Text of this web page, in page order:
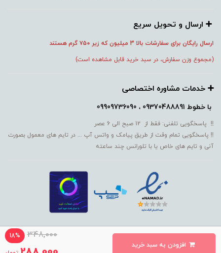
348,000
18%
➕️ ارسال و تحویل سریع
ارسال رایگان برای سفارشات بالا 3 میلیون که زیر ۷۵۰ گرم هستند
(مجموع وزن سفارش، در سبد خرید قابل مشاهده است)
➕️ خدمات مشاوره اختصاصی
با خطوط 09370488891 ، 09909736090
!! پاسخگویی تلفنی: فقط از 12 صبح الی 6 عصر
!! پاسخگویی تمام وقت از طریق پیامک و واتس آپ ... در تایم های معمول بصورت
آنی و تایم های خاص یا با تلورانس چند ساعته
ساخت سایت توسط MM